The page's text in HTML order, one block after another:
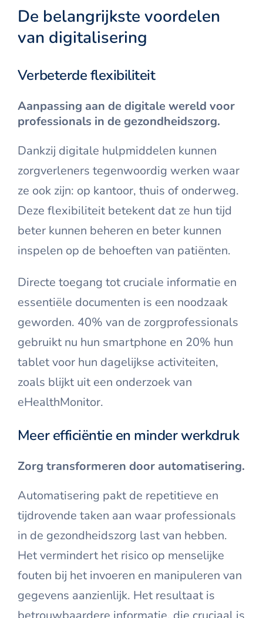
De belangrijkste voordelen
van digitalisering
Verbeterde flexibiliteit
Aanpassing aan de digitale wereld voor
professionals in de gezondheidszorg.
Dankzij digitale hulpmiddelen kunnen
zorgverleners tegenwoordig werken waar
ze ook zijn: op kantoor, thuis of onderweg.
Deze flexibiliteit betekent dat ze hun tijd
beter kunnen beheren en beter kunnen
inspelen op de behoeften van patiënten.
Directe toegang tot cruciale informatie en
essentiële documenten is een noodzaak
geworden. 40% van de zorgprofessionals
gebruikt nu hun smartphone en 20% hun
tablet voor hun dagelijkse activiteiten,
zoals blijkt uit een onderzoek van
eHealthMonitor.
Meer efficiëntie en minder werkdruk
Zorg transformeren door automatisering.
Automatisering pakt de repetitieve en
tijdrovende taken aan waar professionals
in de gezondheidszorg last van hebben.
Het vermindert het risico op menselijke
fouten bij het invoeren en manipuleren van
gegevens aanzienlijk. Het resultaat is